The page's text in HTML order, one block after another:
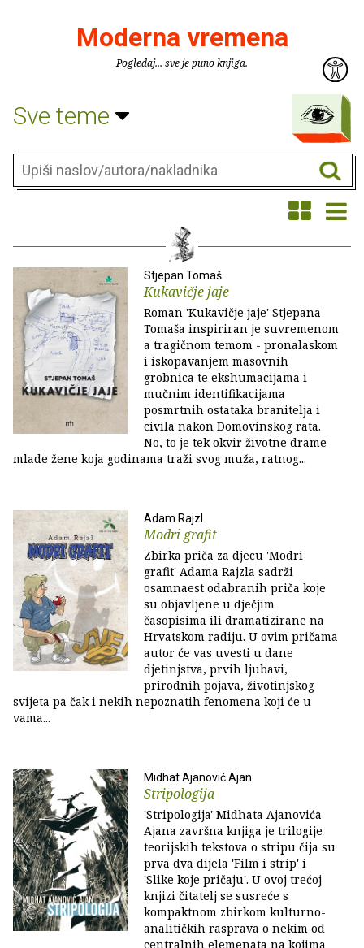
Moderna vremena
Pogledaj... sve je puno knjiga.
Sve teme
Stjepan Tomaš
Kukavičje jaje
Roman 'Kukavičje jaje' Stjepana
Tomaša inspiriran je suvremenom
a tragičnom temom - pronalaskom
i iskopavanjem masovnih
grobnica te ekshumacijama i
mučnim identifikacijama
posmrtnih ostataka branitelja i
civila nakon Domovinskog rata.
No, to je tek okvir životne drame
mlade žene koja godinama traži svog muža, ratnog...
Adam Rajzl
Modri grafit
Zbirka priča za djecu 'Modri
grafit' Adama Rajzla sadrži
osamnaest odabranih priča koje
su objavljene u dječjim
časopisima ili dramatizirane na
Hrvatskom radiju. U ovim pričama
autor će vas uvesti u dane
djetinjstva, prvih ljubavi,
prirodnih pojava, životinjskog
svijeta pa čak i nekih nepoznatih fenomena koji će u
vama...
Midhat Ajanović Ajan
Stripologija
'Stripologija' Midhata Ajanovića
Ajana završna knjiga je trilogije
teorijskih tekstova o stripu čija su
prva dva dijela 'Film i strip' i
'Slike koje pričaju'. U ovoj trećoj
knjizi čitatelj se susreće s
kompaktnom zbirkom kulturno-
analitičkih rasprava o nekim od
centralnih elemenata na kojima